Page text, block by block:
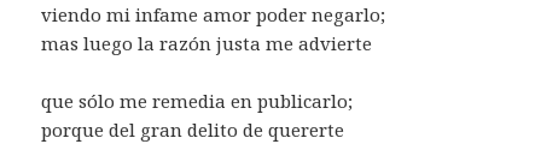
viendo mi infame amor poder negarlo;
mas luego la razón justa me advierte
que sólo me remedia en publicarlo;
porque del gran delito de quererte